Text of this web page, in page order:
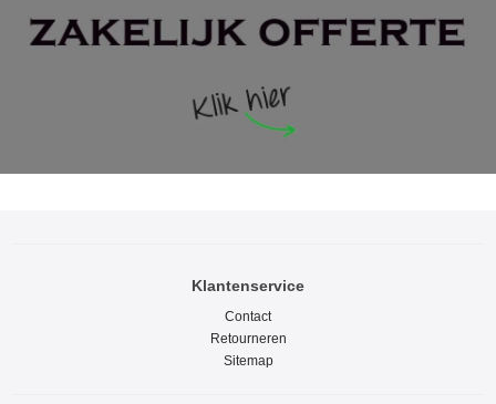
Klantenservice
Contact
Retourneren
Sitemap